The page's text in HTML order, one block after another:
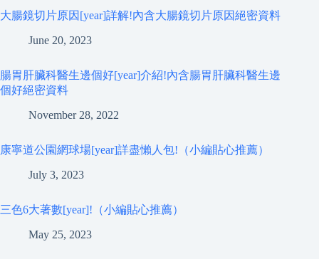
大腸鏡切片原因[year]詳解!內含大腸鏡切片原因絕密資料
June 20, 2023
腸胃肝臟科醫生邊個好[year]介紹!內含腸胃肝臟科醫生邊
個好絕密資料
November 28, 2022
康寧道公園網球場[year]詳盡懶人包!（小編貼心推薦）
July 3, 2023
三色6大著數[year]!（小編貼心推薦）
May 25, 2023